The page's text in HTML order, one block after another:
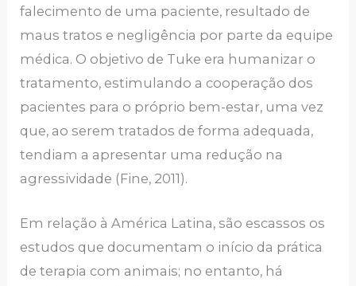
falecimento de uma paciente, resultado de
maus tratos e negligência por parte da equipe
médica. O objetivo de Tuke era humanizar o
tratamento, estimulando a cooperação dos
pacientes para o próprio bem-estar, uma vez
que, ao serem tratados de forma adequada,
tendiam a apresentar uma redução na
agressividade (Fine, 2011).
Em relação à América Latina, são escassos os
estudos que documentam o início da prática
de terapia com animais; no entanto, há